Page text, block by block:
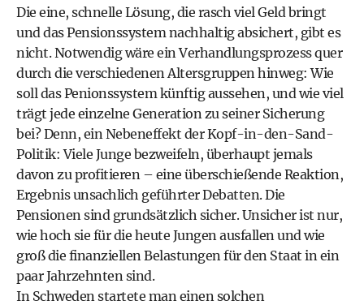
Die eine, schnelle Lösung, die rasch viel Geld bringt
und das Pensionssystem nachhaltig absichert, gibt es
nicht. Notwendig wäre ein Verhandlungsprozess quer
durch die verschiedenen Altersgruppen hinweg: Wie
soll das Penionssystem künftig aussehen, und wie viel
trägt jede einzelne Generation zu seiner Sicherung
bei? Denn, ein Nebeneffekt der Kopf-in-den-Sand-
Politik: Viele Junge bezweifeln, überhaupt jemals
davon zu profitieren – eine überschießende Reaktion,
Ergebnis unsachlich geführter Debatten. Die
Pensionen sind grundsätzlich sicher. Unsicher ist nur,
wie hoch sie für die heute Jungen ausfallen und wie
groß die finanziellen Belastungen für den Staat in ein
paar Jahrzehnten sind.
In Schweden startete man einen solchen